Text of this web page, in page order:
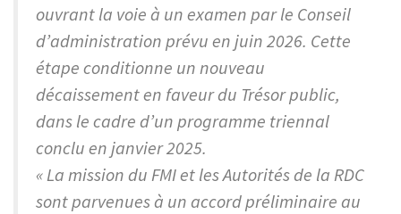
ouvrant la voie à un examen par le Conseil
d’administration prévu en juin 2026. Cette
étape conditionne un nouveau
décaissement en faveur du Trésor public,
dans le cadre d’un programme triennal
conclu en janvier 2025.
« La mission du FMI et les Autorités de la RDC
sont parvenues à un accord préliminaire au